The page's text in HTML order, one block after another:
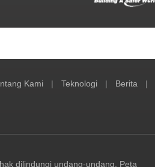
Kami | Teknologi | Berita |
dilindungi undang-undang. Peta